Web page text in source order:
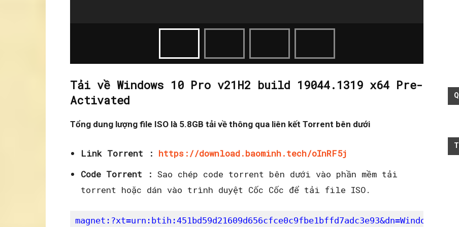
Tải về Windows 10 Pro v21H2 build 19044.1319 x64 Pre-
Activated
Tổng dung lượng file ISO là 5.8GB tải về thông qua liên kết Torrent bên dưới
Link Torrent : https://download.baominh.tech/oInRF5j
Code Torrent : Sao chép code torrent bên dưới vào phần mềm tải
torrent hoặc dán vào trình duyệt Cốc Cốc để tải file ISO.